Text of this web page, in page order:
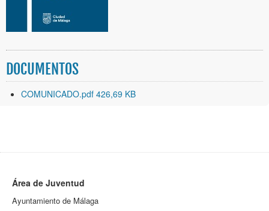
DOCUMENTOS
COMUNICADO.pdf 426,69 KB
Área de Juventud
Ayuntamiento de Málaga